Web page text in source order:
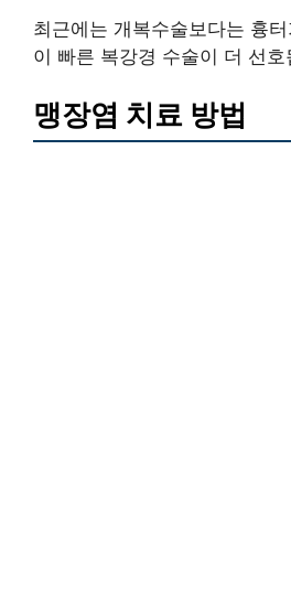
최근에는 개복수술보다는 흉
이 빠른 복강경 수술이 더 선호
맹장염 치료 방법